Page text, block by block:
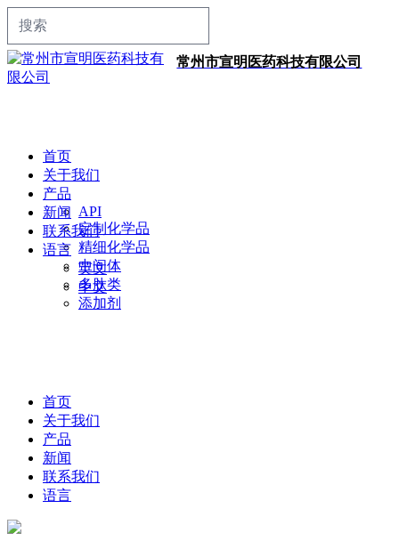
常州市宣明医药科技有限公司
首页
关于我们
产品
API
定制化学品
精细化学品
中间体
多肽类
添加剂
新闻
联系我们
语言
英文
中文
首页
关于我们
产品
新闻
联系我们
语言